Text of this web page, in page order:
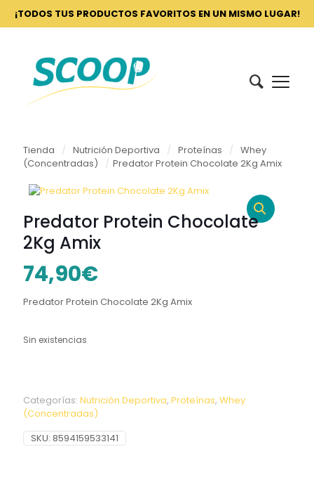
¡TODOS TUS PRODUCTOS FAVORITOS EN UN MISMO LUGAR!
Tienda / Nutrición Deportiva / Proteínas / Whey
(Concentradas)
/ Predator Protein Chocolate 2Kg Amix
Predator Protein Chocolate
2Kg Amix
74,90€
Predator Protein Chocolate 2Kg Amix
Sin existencias
Categorías: Nutrición Deportiva, Proteínas, Whey
(Concentradas)
SKU: 8594159533141